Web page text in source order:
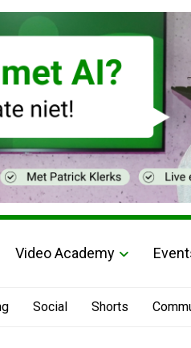
Video Academy
Social Shorts